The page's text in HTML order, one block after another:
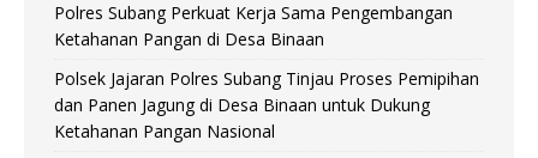
Polres Subang Perkuat Kerja Sama Pengembangan
Ketahanan Pangan di Desa Binaan
Polsek Jajaran Polres Subang Tinjau Proses Pemipihan
dan Panen Jagung di Desa Binaan untuk Dukung
Ketahanan Pangan Nasional